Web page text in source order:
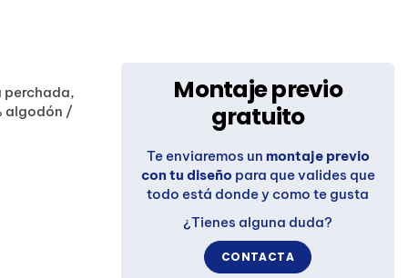
perchada,
algodón /
Montaje previo
gratuito
Te enviaremos un montaje previo
con tu diseño para que valides que
todo está donde y como te gusta
¿Tienes alguna duda?
CONTACTA